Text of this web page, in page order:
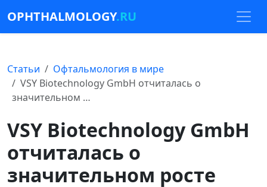
OPHTHALMOLOGY.RU
Статьи
Офтальмология в мире
VSY Biotechnology GmbH отчиталась о
значительном …
VSY Biotechnology GmbH
отчиталась о
значительном росте